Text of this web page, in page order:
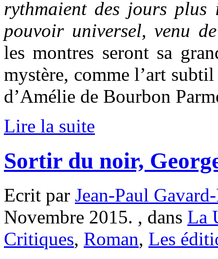
rythmaient des jours plus
pouvoir universel, venu
les montres seront sa
mystère, comme l’art
d’Amélie de Bourbon
Lire la suite
Sortir du noir,
Ecrit par Jean-Paul
Novembre 2015. , dans La
Critiques, Roman, Les